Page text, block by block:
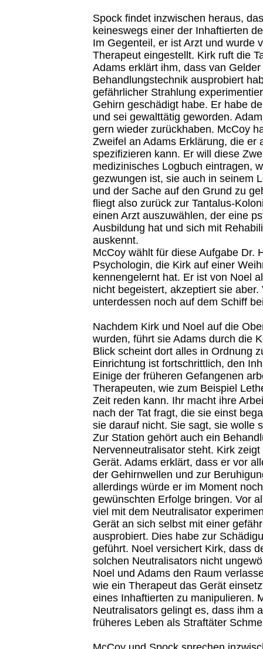
Spock findet inzwischen heraus,
keineswegs einer der Inhaftierten
Im Gegenteil, er ist Arzt und wurde
Therapeut eingestellt. Kirk ruft die
Adams erklärt ihm, dass van
Behandlungstechnik ausprobiert
gefährlicher Strahlung
Gehirn geschädigt habe. Er habe
und sei gewalttätig geworden.
gern wieder zurückhaben. McCoy
Zweifel an Adams Erklärung, die er
spezifizieren kann. Er will diese
medizinisches Logbuch eintragen,
gezwungen ist, sie auch in seinem
und der Sache auf den Grund zu
fliegt also zurück zur Tantalus-
einen Arzt auszuwählen, der eine
Ausbildung hat und sich mit
auskennt.
McCoy wählt für diese Aufgabe Dr.
Psychologin, die Kirk auf einer
kennengelernt hat. Er ist von Noel
nicht begeistert, akzeptiert sie aber.
unterdessen noch auf dem Schiff
Nachdem Kirk und Noel auf die
wurden, führt sie Adams durch die
Blick scheint dort alles in Ordnung
Einrichtung ist fortschrittlich, den
Einige der früheren Gefangenen
Therapeuten, wie zum Beispiel
Zeit reden kann. Ihr macht ihre
nach der Tat fragt, die sie einst
sie darauf nicht. Sie sagt, sie wolle
Zur Station gehört auch ein
Nervenneutralisator steht. Kirk
Gerät. Adams erklärt, dass er vor
der Gehirnwellen und zur
allerdings würde er im Moment
gewünschten Erfolge bringen. Vor
viel mit dem Neutralisator
Gerät an sich selbst mit einer
ausprobiert. Dies habe zur
geführt. Noel versichert Kirk, dass
solchen Neutralisators nicht
Noel und Adams den Raum
wie ein Therapeut das Gerät
eines Inhaftierten zu manipulieren.
Neutralisators gelingt es, dass ihm
früheres Leben als Straftäter